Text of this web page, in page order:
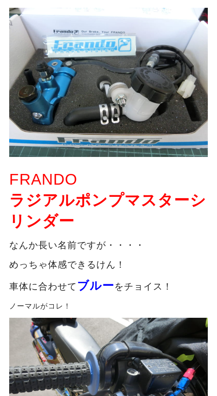
FRANDO
ラジアルポンプマスターシ
リンダー
なんか長い名前ですが・・・・
めっちゃ体感できるけん！
車体に合わせて ブルーをチョイス！
ノーマルがコレ！